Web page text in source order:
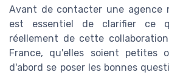
Avant de contacter une agence
est essentiel de clarifier ce
réellement de cette
France, qu'elles soient petites
d'abord se poser les bonnes